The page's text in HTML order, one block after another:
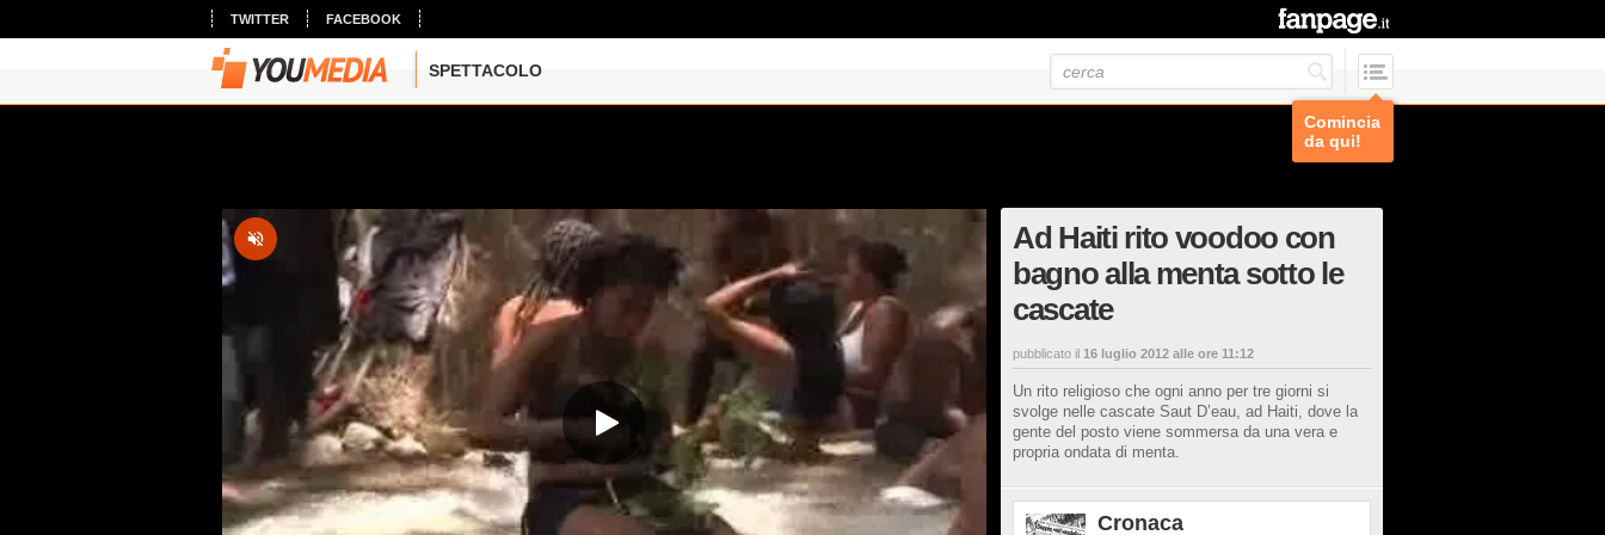
TWITTER FACEBOOK
SPETTACOLO
Comincia
da qui!
Ad Haiti rito voodoo con
bagno alla menta sotto le
cascate
pubblicato il 16 luglio 2012 alle ore 11:12
Un rito religioso che ogni anno per tre giorni si
svolge nelle cascate Saut D’eau, ad Haiti, dove la
gente del posto viene sommersa da una vera e
propria ondata di menta.
Cronaca